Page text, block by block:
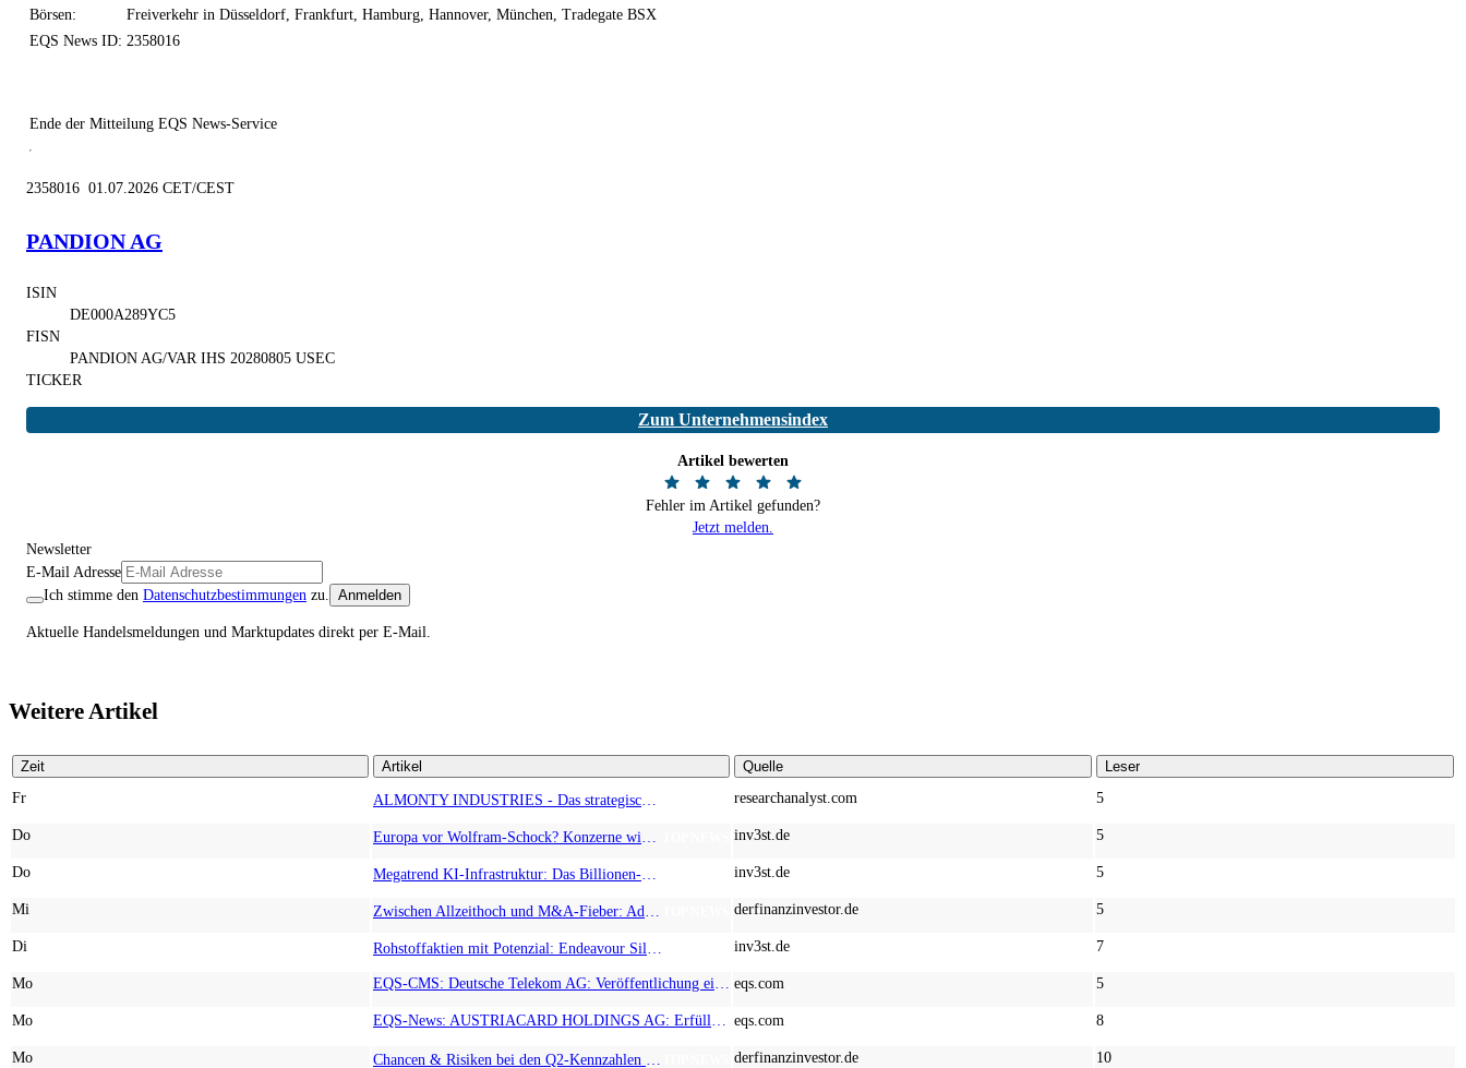
Börsen:
Freiverkehr in Düsseldorf, Frankfurt, Hamburg, Hannover, München, Tradegate BSX
EQS News ID: 2358016
Ende der Mitteilung EQS News-Service
2358016 01.07.2026 CET/CEST
PANDION AG
ISIN
DE000A289YC5
FISN
PANDION AG/VAR IHS 20280805 USEC
TICKER
Zum Unternehmensindex
Artikel bewerten
Fehler im Artikel gefunden?
Jetzt melden.
Newsletter
E-Mail Adresse
Ich stimme den Datenschutzbestimmungen zu. Anmelden
Aktuelle Handelsmeldungen und Marktupdates direkt per E-Mail.
Weitere Artikel
Zeit Artikel Quelle
Leser
Fr
researchanalyst.com 5
Do inv3st.de 5
Do inv3st.de 5
Mi derfinanzinvestor.de 5
Di inv3st.de 7
Mo eqs.com 5
Mo eqs.com 8
Mo derfinanzinvestor.de 10